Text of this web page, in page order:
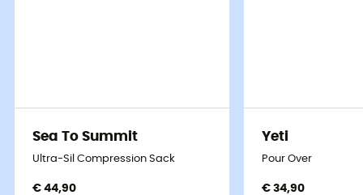
Sea To Summit
Ultra-Sil Compression Sack
€ 44,90
Yeti
Pour Over
€ 34,90